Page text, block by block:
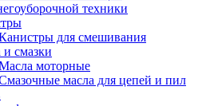
техники
для смешивания
смазки
моторные
масла для цепей и пил